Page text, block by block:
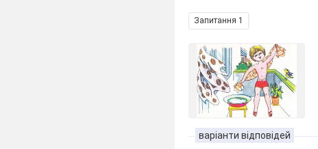
Запитання 1
варіанти відповідей